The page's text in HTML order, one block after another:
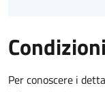
Per conoscere i